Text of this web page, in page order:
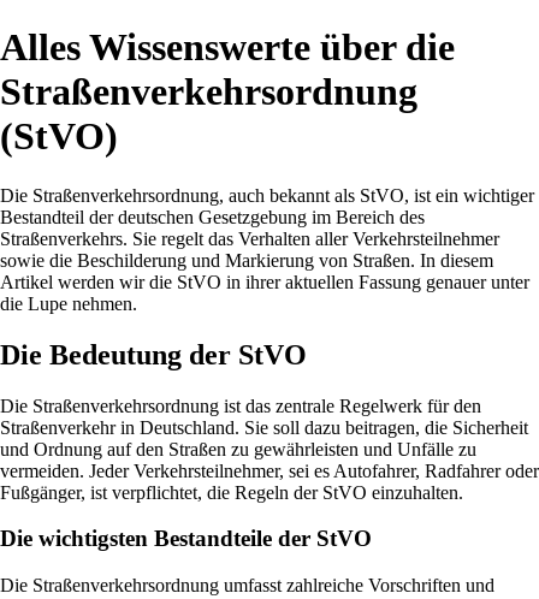
Alles Wissenswerte über die
Straßenverkehrsordnung
(StVO)
Die Straßenverkehrsordnung, auch bekannt als StVO, ist ein wichtiger
Bestandteil der deutschen Gesetzgebung im Bereich des
Straßenverkehrs. Sie regelt das Verhalten aller Verkehrsteilnehmer
sowie die Beschilderung und Markierung von Straßen. In diesem
Artikel werden wir die StVO in ihrer aktuellen Fassung genauer unter
die Lupe nehmen.
Die Bedeutung der StVO
Die Straßenverkehrsordnung ist das zentrale Regelwerk für den
Straßenverkehr in Deutschland. Sie soll dazu beitragen, die Sicherheit
und Ordnung auf den Straßen zu gewährleisten und Unfälle zu
vermeiden. Jeder Verkehrsteilnehmer, sei es Autofahrer, Radfahrer oder
Fußgänger, ist verpflichtet, die Regeln der StVO einzuhalten.
Die wichtigsten Bestandteile der StVO
Die Straßenverkehrsordnung umfasst zahlreiche Vorschriften und